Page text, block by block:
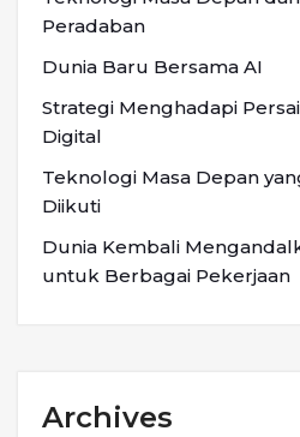
Peradaban
Dunia Baru Bersama AI
Strategi Menghadapi
Digital
Teknologi Masa Depan
Diikuti
Dunia Kembali
untuk Berbagai Pekerjaan
Archives